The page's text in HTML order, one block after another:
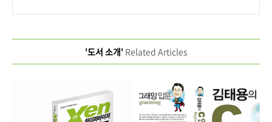
'도서 소개'Related Articles